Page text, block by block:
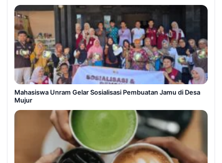
Mahasiswa Unram Gelar Sosialisasi Pembuatan Jamu di Desa
Mujur